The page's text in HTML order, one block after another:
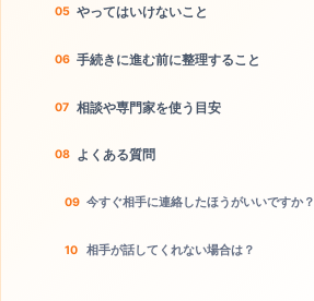
やってはいけないこと
手続きに進む前に整理すること
相談や専門家を使う目安
よくある質問
今すぐ相手に連絡したほうがいいですか？
相手が話してくれない場合は？